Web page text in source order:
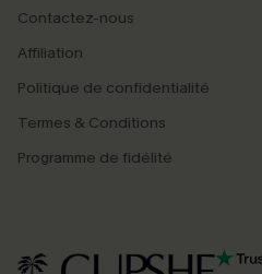
Contactez-nous
Affiliation
Politique de confidentialité
Termes & Conditions
Programme de fidélité